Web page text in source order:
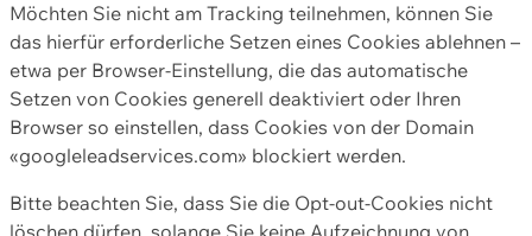
Möchten Sie nicht am Tracking teilnehmen, können Sie
das hierfür erforderliche Setzen eines Cookies ablehnen –
etwa per Browser-Einstellung, die das automatische
Setzen von Cookies generell deaktiviert oder Ihren
Browser so einstellen, dass Cookies von der Domain
«googleleadservices.com» blockiert werden.
Bitte beachten Sie, dass Sie die Opt-out-Cookies nicht